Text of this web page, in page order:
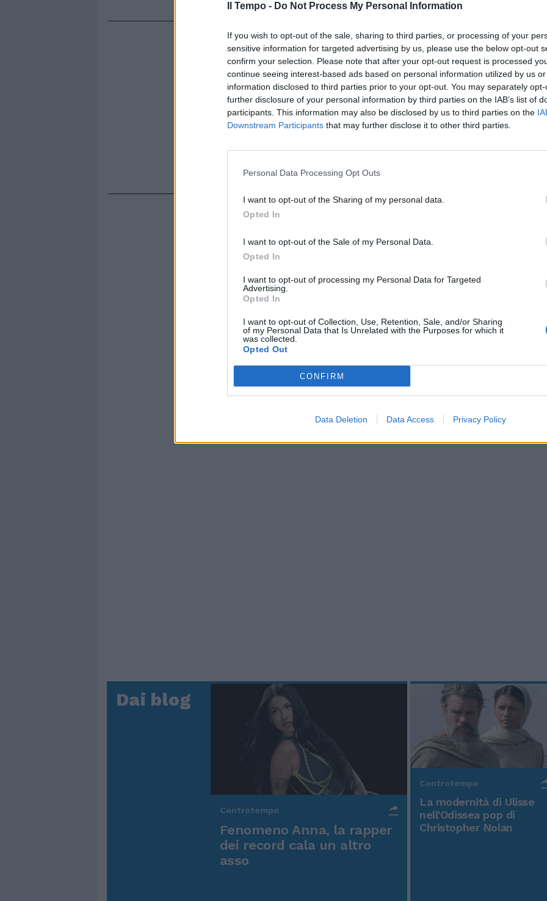
Il Tempo - Do Not Process My Personal Information
If you wish to opt-out of the sale, sharing to third parties, or processing of your
sensitive information for targeted advertising by us, please use the below opt-out
confirm your selection. Please note that after your opt-out request is processed
continue seeing interest-based ads based on personal information utilized by us
information disclosed to third parties prior to your opt-out. You may separately
further disclosure of your personal information by third parties on the IAB’s list of
participants. This information may also be disclosed by us to third parties on the
Downstream Participants that may further disclose it to other third parties.
Personal Data Processing Opt Outs
I want to opt-out of the Sharing of my personal data.
Opted In
I want to opt-out of the Sale of my Personal Data.
Opted In
I want to opt-out of processing my Personal Data for Targeted
Advertising.
Opted In
I want to opt-out of Collection, Use, Retention, Sale, and/or Sharing
of my Personal Data that Is Unrelated with the Purposes for which it
was collected.
Opted Out
CONFIRM
Data Deletion Data Access Privacy Policy
Rudy Giuliani a Come States?
americana
Dai blog
Controtempo
Fenomeno Anna, la rapper
dei record cala un altro
asso
Controtempo
La modernità di Ulisse
nell'Odissea pop di
Christopher Nolan